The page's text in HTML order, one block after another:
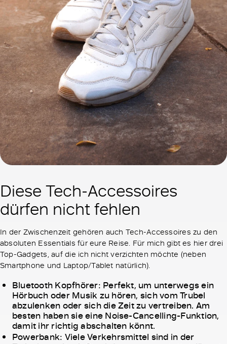
Diese Tech-Accessoires
dürfen nicht fehlen
In der Zwischenzeit gehören auch Tech-Accessoires zu den
absoluten Essentials für eure Reise. Für mich gibt es hier drei
Top-Gadgets, auf die ich nicht verzichten möchte (neben
Smartphone und Laptop/Tablet natürlich).
Bluetooth Kopfhörer: Perfekt, um unterwegs ein
Hörbuch oder Musik zu hören, sich vom Trubel
abzulenken oder sich die Zeit zu vertreiben. Am
besten haben sie eine Noise-Cancelling-Funktion,
damit ihr richtig abschalten könnt.
Powerbank: Viele Verkehrsmittel sind in der